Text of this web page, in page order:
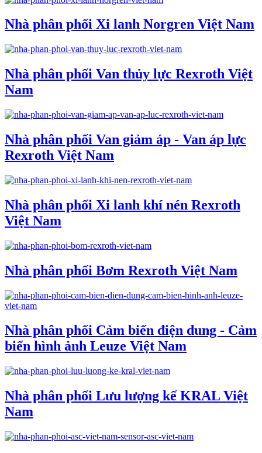
Nhà phân phối Xi lanh Norgren Việt Nam
Nhà phân phối Van thủy lực Rexroth Việt
Nam
Nhà phân phối Van giảm áp - Van áp lực
Rexroth Việt Nam
Nhà phân phối Xi lanh khí nén Rexroth
Việt Nam
Nhà phân phối Bơm Rexroth Việt Nam
Nhà phân phối Cảm biến điện dung - Cảm
biến hình ảnh Leuze Việt Nam
Nhà phân phối Lưu lượng kế KRAL Việt
Nam